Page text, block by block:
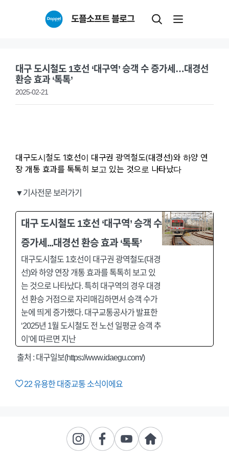
도플소프트 블로그
대구 도시철도 1호선 ‘대구역’ 승객 수 증가세…대경선
환승 효과 ‘톡톡’
2025-02-21
대구도시철도 1호선이 대구권 광역철도(대경선)와 하양 연
장 개통 효과를 톡톡히 보고 있는 것으로 나타났다
▼기사전문 보러가기
대구 도시철도 1호선 ‘대구역’ 승객 수
증가세...대경선 환승 효과 ‘톡톡’
대구도시철도 1호선이 대구권 광역철도(대경
선)와 하양 연장 개통 효과를 톡톡히 보고 있
는 것으로 나타났다. 특히 대구역의 경우 대경
선 환승 거점으로 자리매김하면서 승객 수가
눈에 띄게 증가했다. 대구교통공사가 발표한
‘2025년 1월 도시철도 전 노선 일평균 승객 추
이’에 따르면 지난
출처 : 대구일보(https://www.idaegu.com/)
22유용한 대중교통 소식이에요